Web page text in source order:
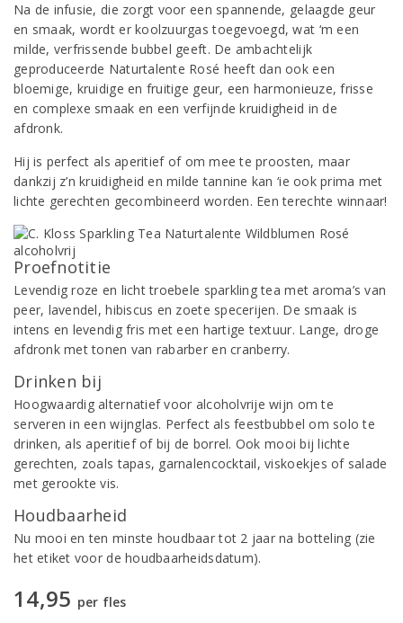
Na de infusie, die zorgt voor een spannende, gelaagde geur
en smaak, wordt er koolzuurgas toegevoegd, wat ‘m een
milde, verfrissende bubbel geeft. De ambachtelijk
geproduceerde Naturtalente Rosé heeft dan ook een
bloemige, kruidige en fruitige geur, een harmonieuze, frisse
en complexe smaak en een verfijnde kruidigheid in de
afdronk.
Hij is perfect als aperitief of om mee te proosten, maar
dankzij z’n kruidigheid en milde tannine kan ‘ie ook prima met
lichte gerechten gecombineerd worden. Een terechte winnaar!
Proefnotitie
Levendig roze en licht troebele sparkling tea met aroma’s van
peer, lavendel, hibiscus en zoete specerijen. De smaak is
intens en levendig fris met een hartige textuur. Lange, droge
afdronk met tonen van rabarber en cranberry.
Drinken bij
Hoogwaardig alternatief voor alcoholvrije wijn om te
serveren in een wijnglas. Perfect als feestbubbel om solo te
drinken, als aperitief of bij de borrel. Ook mooi bij lichte
gerechten, zoals tapas, garnalencocktail, viskoekjes of salade
met gerookte vis.
Houdbaarheid
Nu mooi en ten minste houdbaar tot 2 jaar na botteling (zie
het etiket voor de houdbaarheidsdatum).
14,95 per fles